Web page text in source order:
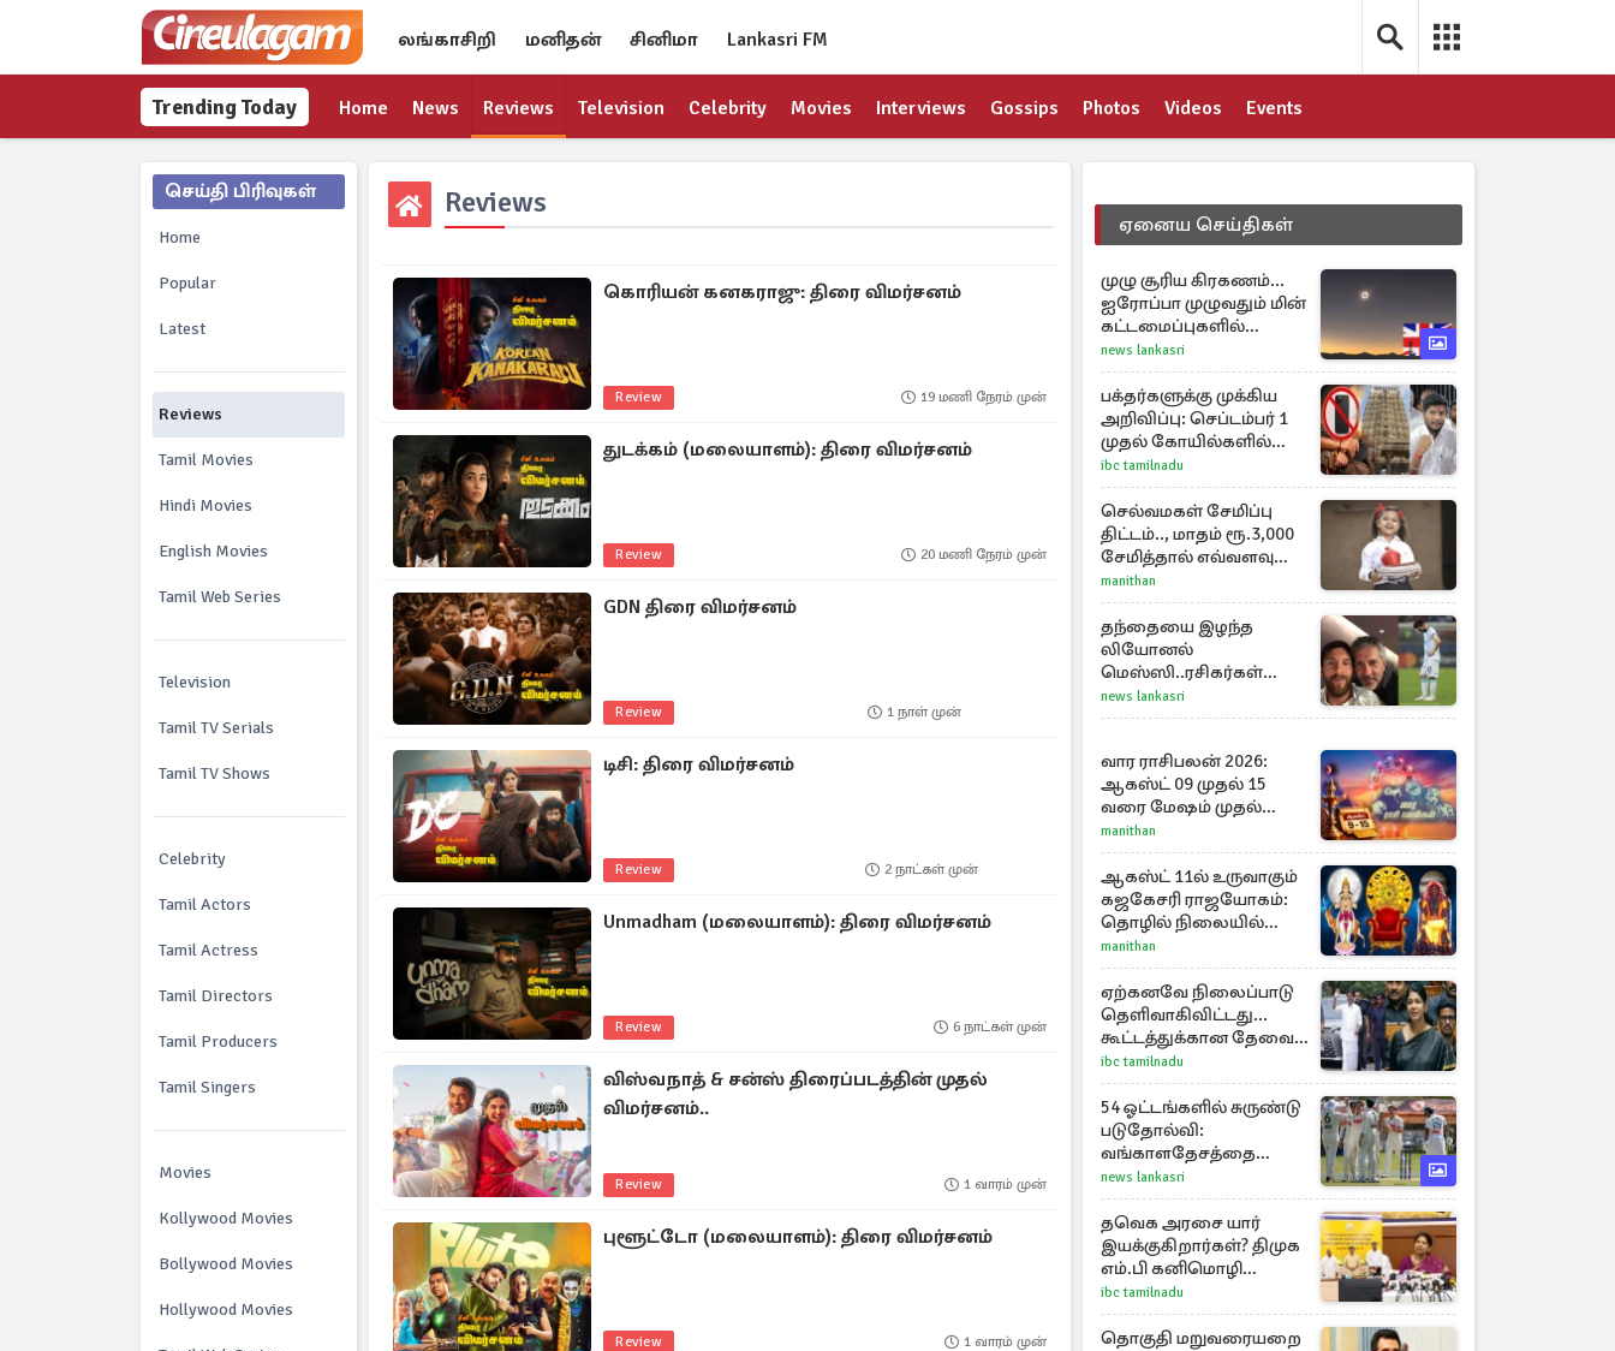
லங்காசிறி மனிதன் சினிமா Lankasri FM
Trending Today Home News Reviews Television Celebrity Movies Interviews Gossips Photos Videos Events
செய்தி பிரிவுகள்
Home
Popular
Latest
Reviews
Tamil Movies
Hindi Movies
English Movies
Tamil Web Series
Television
Tamil TV Serials
Tamil TV Shows
Celebrity
Tamil Actors
Tamil Actress
Tamil Directors
Tamil Producers
Tamil Singers
Movies
Kollywood Movies
Bollywood Movies
Hollywood Movies
Reviews
கொரியன் கனகராஜு: திரை விமர்சனம்
Review 19 மணி நேரம் முன்
துடக்கம் (மலையாளம்): திரை விமர்சனம்
Review 20 மணி நேரம் முன்
GDN திரை விமர்சனம்
Review 1 நாள் முன்
டிசி: திரை விமர்சனம்
Review 2 நாட்கள் முன்
Unmadham (மலையாளம்): திரை விமர்சனம்
Review 6 நாட்கள் முன்
விஸ்வநாத் & சன்ஸ் திரைப்படத்தின் முதல்
விமர்சனம்..
Review 1 வாரம் முன்
புளூட்டோ (மலையாளம்): திரை விமர்சனம்
Review 1 வாரம் முன்
ஏனைய செய்திகள்
முழு சூரிய கிரகணம்...
ஐரோப்பா முழுவதும் மின்
கட்டமைப்புகளில்
அழுத்தம் ஏற்படலாம்
news lankasri
பக்தர்களுக்கு முக்கிய
அறிவிப்பு: செப்டம்பர் 1
முதல் கோயில்களில்
மொபைலுக்கு தடை!
ibc tamilnadu
செல்வமகள் சேமிப்பு
திட்டம்.., மாதம் ரூ.3,000
சேமித்தால் எவ்வளவு
கிடைக்கும்?
manithan
தந்தையை இழந்த
லியோனல்
மெஸ்ஸி..ரசிகர்கள்
இரங்கல்
news lankasri
வார ராசிபலன் 2026:
ஆகஸ்ட் 09 முதல் 15
வரை மேஷம் முதல்
மீனம் வரை முழு
பலன்கள்
manithan
ஆகஸ்ட் 11ல் உருவாகும்
கஜகேசரி ராஜயோகம்:
தொழில் நிலையில்
அதிர்ஷ்டம் பெறும் 3
ராசிகள்!
manithan
ஏற்கனவே நிலைப்பாடு
தெளிவாகிவிட்டது...
கூட்டத்துக்கான தேவை
என்ன? - கனிமொழி
விமர்சனம்
ibc tamilnadu
54 ஓட்டங்களில் சுருண்டு
படுதோல்வி:
வங்காளதேசத்தை
சரித்த ஒற்றை வீரர்
news lankasri
தவெக அரசை யார்
இயக்குகிறார்கள்? திமுக
எம்.பி கனிமொழி
கேள்வி
ibc tamilnadu
தொகுதி மறுவரையறை